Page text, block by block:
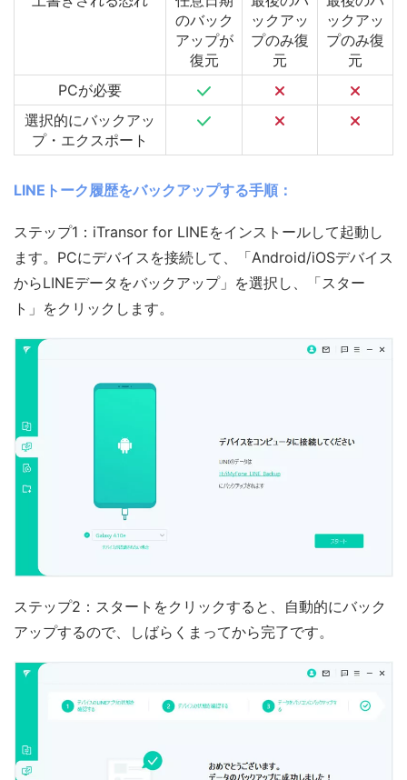
のバック
アップが
復元
ックアッ
プのみ復
元
ックアッ
プのみ復
元
PCが必要
選択的にバックアッ
プ・エクスポート
LINEトーク履歴をバックアップする手順：
ステップ1：iTransor for LINEをインストールして起動し
ます。PCにデバイスを接続して、「Android/iOSデバイス
からLINEデータをバックアップ」を選択し、「スター
ト」をクリックします。
ステップ2：スタートをクリックすると、自動的にバック
アップするので、しばらくまってから完了です。